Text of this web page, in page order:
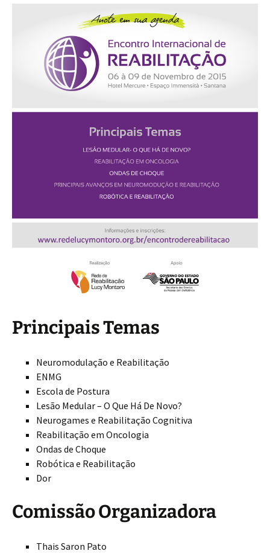
Principais Temas
Neuromodulação e Reabilitação
ENMG
Escola de Postura
Lesão Medular – O Que Há De Novo?
Neurogames e Reabilitação Cognitiva
Reabilitação em Oncologia
Ondas de Choque
Robótica e Reabilitação
Dor
Comissão Organizadora
Thais Saron Pato